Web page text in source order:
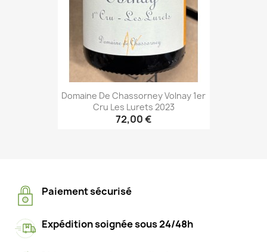
Domaine De Chassorney Volnay 1er
Cru Les Lurets 2023
72,00 €
Paiement sécurisé
Expédition soignée sous 24/48h